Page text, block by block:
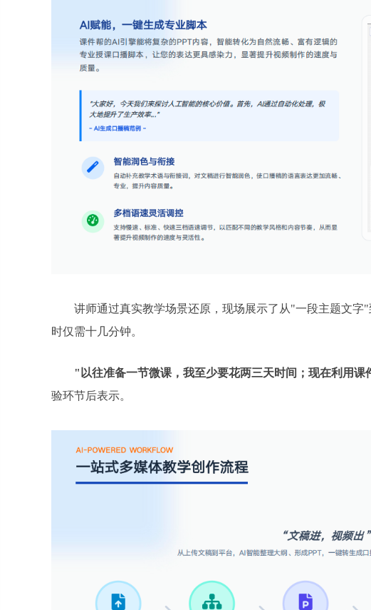
讲师通过真实教学场景还原，现场展示了从"一段主题文
时仅需十几分钟。
"以往准备一节微课，我至少要花两三天时间；现在利用课
验环节后表示。